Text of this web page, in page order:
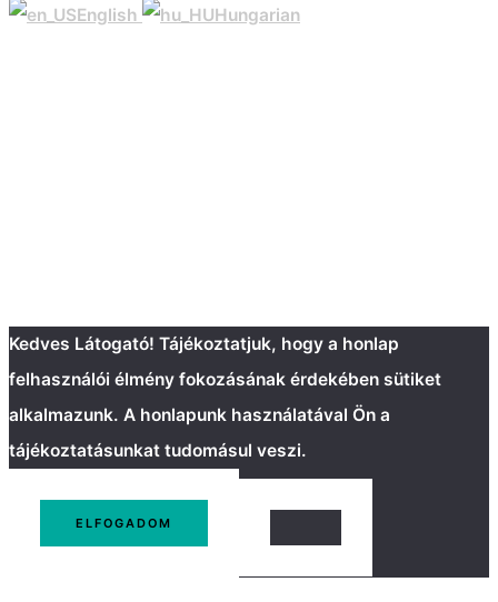
English
Hungarian
Kedves Látogató! Tájékoztatjuk, hogy a honlap
felhasználói élmény fokozásának érdekében sütiket
alkalmazunk. A honlapunk használatával Ön a
tájékoztatásunkat tudomásul veszi.
ELFOGADOM